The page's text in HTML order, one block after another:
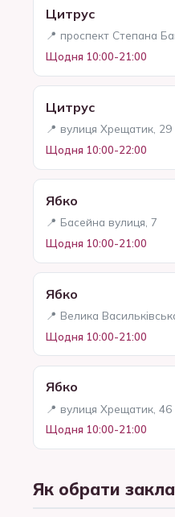
Цитрус
📍 проспект Степана
Щодня 10:00-21:00
Цитрус
📍 вулиця Хрещатик, 29
Щодня 10:00-22:00
Ябко
📍 Басейна вулиця, 7
Щодня 10:00-21:00
Ябко
📍 Велика
Щодня 10:00-21:00
Ябко
📍 вулиця Хрещатик, 46
Щодня 10:00-21:00
Як обрати